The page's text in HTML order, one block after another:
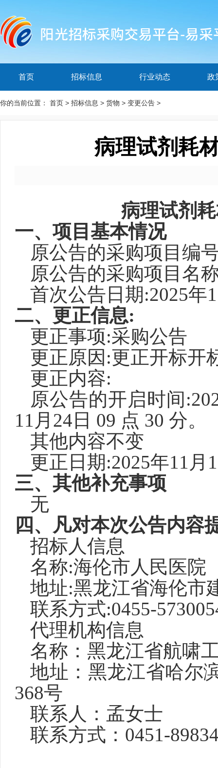
首页 招标信息 行业动态 政
你的当前位置： 首页 > 招标信息 > 货物 > 变更公告 >
病理试剂耗
病理试剂
一、 项目基本情况
原公告的采购项目编
原公告的采购项目名
首次公告日期:2025年
二、更正信息:
更正事项:采购公告
更正原因 :更正开标开
更正内容:
原公告的开启时间
11月24日 09 点 30 分。
其他内容不变
更正日期:2025年11月
三、其他补充事项
无
四、凡对本次公告内容
招标人信息
名称:海伦市人民医院
地址:黑龙江省海伦市
联系方式:0455-
代理机构信息
名称：黑龙江省航啸
地址：黑龙江省哈尔
368号
联系人：孟女士
联系方式： 0451-